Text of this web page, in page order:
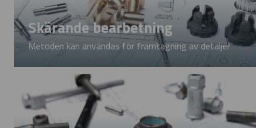
Skärande bearbetning
Metoden kan användas för framtagning av detaljer